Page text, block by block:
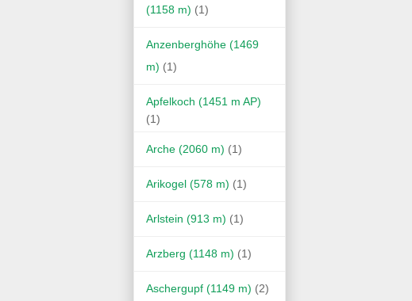
(1158 m) (1)
Anzenberghöhe (1469
m) (1)
Apfelkoch (1451 m AP)
(1)
Arche (2060 m) (1)
Arikogel (578 m) (1)
Arlstein (913 m) (1)
Arzberg (1148 m) (1)
Aschergupf (1149 m) (2)